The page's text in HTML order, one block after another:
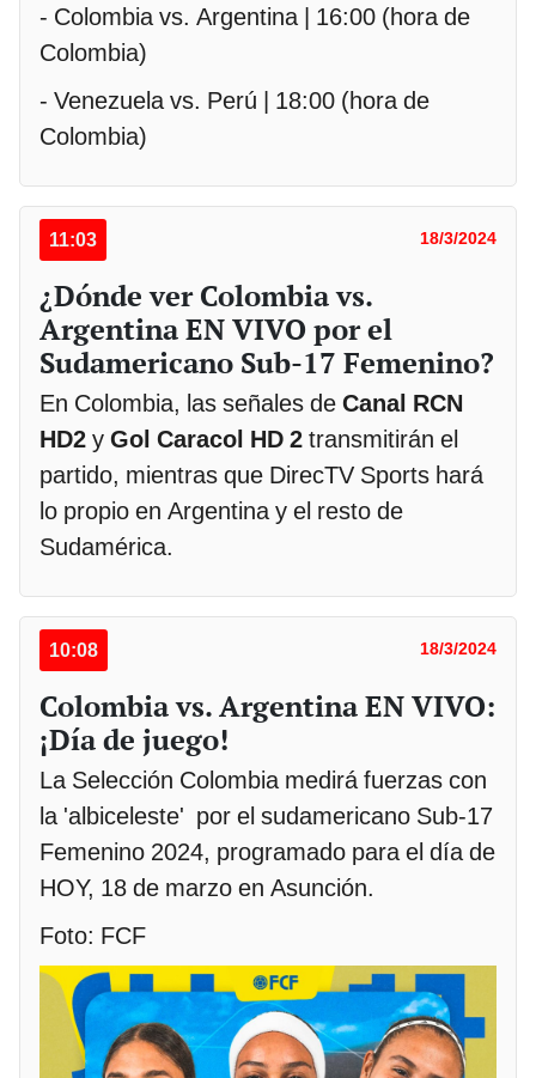
- Colombia vs. Argentina | 16:00 (hora de
Colombia)
- Venezuela vs. Perú | 18:00 (hora de
Colombia)
11:03 18/3/2024
¿Dónde ver Colombia vs.
Argentina EN VIVO por el
Sudamericano Sub-17 Femenino?
En Colombia, las señales de Canal RCN
HD2 y Gol Caracol HD 2 transmitirán el
partido, mientras que DirecTV Sports hará
lo propio en Argentina y el resto de
Sudamérica.
10:08 18/3/2024
Colombia vs. Argentina EN VIVO:
¡Día de juego!
La Selección Colombia medirá fuerzas con
la 'albiceleste' por el sudamericano Sub-17
Femenino 2024, programado para el día de
HOY, 18 de marzo en Asunción.
Foto: FCF